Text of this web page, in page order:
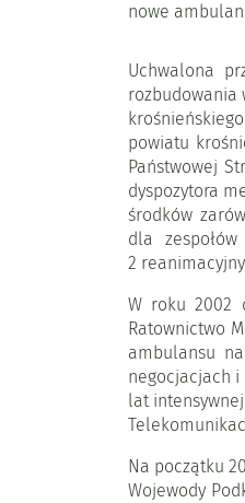
nowe
Uchwalona
rozbudowania
powiatu
Państwowej
dyspozytora
środków
dla
2
W roku 2002
Ratownictwo
ambulansu
negocjacjach i
lat
Na początku
Wojewody